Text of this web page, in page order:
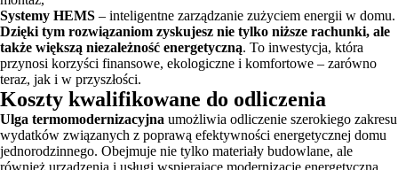
Systemy HEMS – inteligentne zarządzanie zużyciem energii w domu.
Dzięki tym rozwiązaniom zyskujesz nie tylko niższe rachunki, ale
także większą niezależność energetyczną. To inwestycja, która
przynosi korzyści finansowe, ekologiczne i komfortowe – zarówno
teraz, jak i w przyszłości.
Koszty kwalifikowane do odliczenia
Ulga termomodernizacyjna umożliwia odliczenie szerokiego zakresu
wydatków związanych z poprawą efektywności energetycznej domu
jednorodzinnego. Obejmuje nie tylko materiały budowlane, ale
również urządzenia i usługi wspierające modernizację energetyczną.